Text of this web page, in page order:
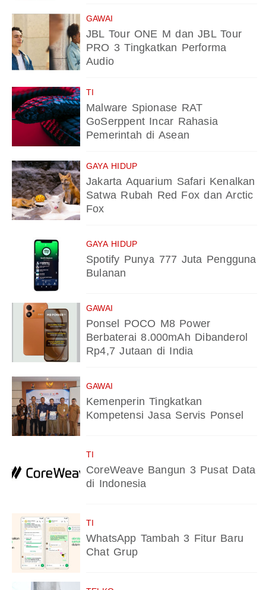
GAWAI
JBL Tour ONE M dan JBL Tour
PRO 3 Tingkatkan Performa
Audio
TI
Malware Spionase RAT
GoSerppent Incar Rahasia
Pemerintah di Asean
GAYA HIDUP
Jakarta Aquarium Safari Kenalkan
Satwa Rubah Red Fox dan Arctic
Fox
GAYA HIDUP
Spotify Punya 777 Juta Pengguna
Bulanan
GAWAI
Ponsel POCO M8 Power
Berbaterai 8.000mAh Dibanderol
Rp4,7 Jutaan di India
GAWAI
Kemenperin Tingkatkan
Kompetensi Jasa Servis Ponsel
TI
CoreWeave Bangun 3 Pusat Data
di Indonesia
TI
WhatsApp Tambah 3 Fitur Baru
Chat Grup